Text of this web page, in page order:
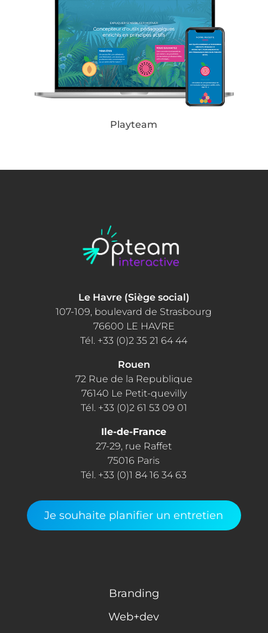
Playteam
Le Havre (Siège social)
107-109, boulevard de Strasbourg
76600 LE HAVRE
Tél. +33 (0)2 35 21 64 44
Rouen
72 Rue de la Republique
76140 Le Petit-quevilly
Tél. +33 (0)2 61 53 09 01
Ile-de-France
27-29, rue Raffet
75016 Paris
Tél. +33 (0)1 84 16 34 63
Je souhaite planifier un entretien
Branding
Web+dev